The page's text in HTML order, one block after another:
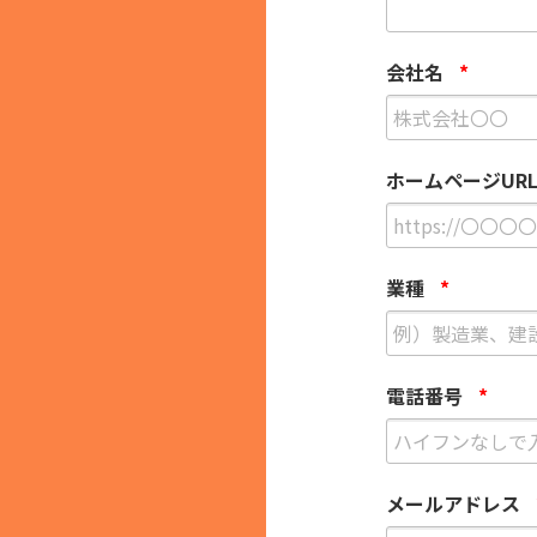
会社名 *
ホームページURL
業種 *
電話番号 *
メールアドレス